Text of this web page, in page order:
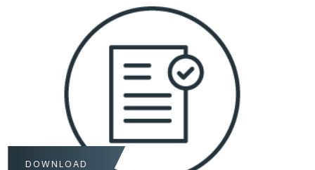
DOWNLOAD